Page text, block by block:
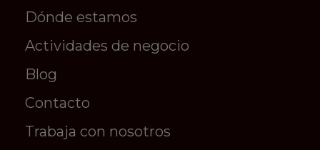
Dónde estamos
Actividades de negocio
Blog
Contacto
Trabaja con nosotros